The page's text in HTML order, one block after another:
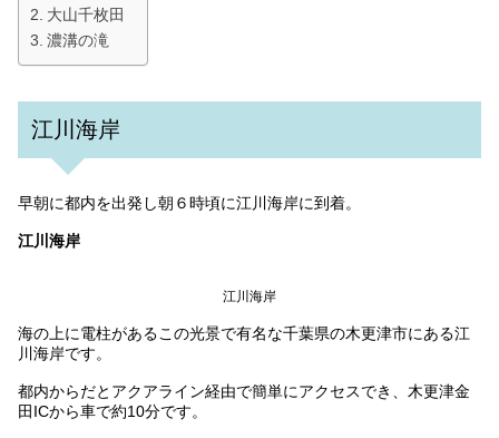
大山千枚田
濃溝の滝
江川海岸
早朝に都内を出発し朝６時頃に江川海岸に到着。
江川海岸
江川海岸
海の上に電柱があるこの光景で有名な千葉県の木更津市にある江
川海岸です。
都内からだとアクアライン経由で簡単にアクセスでき、木更津金
田ICから車で約10分です。